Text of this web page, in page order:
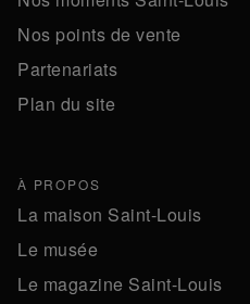
Nos points de vente
Partenariats
Plan du site
À PROPOS
La maison Saint-Louis
Le musée
Le magazine Saint-Louis